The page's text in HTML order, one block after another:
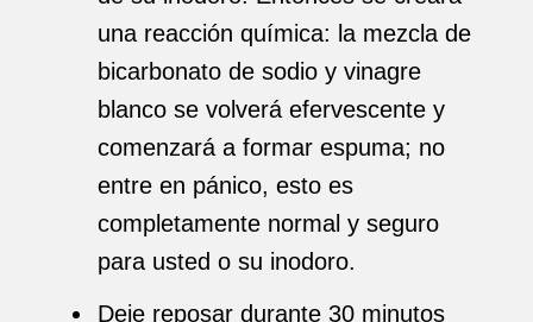
una reacción química: la mezcla de
bicarbonato de sodio y vinagre
blanco se volverá efervescente y
comenzará a formar espuma; no
entre en pánico, esto es
completamente normal y seguro
para usted o su inodoro.
Deje reposar durante 30 minutos